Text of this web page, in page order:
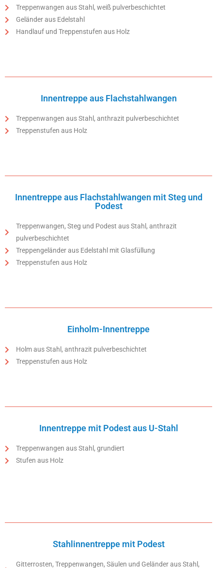
Treppenwangen aus Stahl, weiß pulverbeschichtet
Geländer aus Edelstahl
Handlauf und Treppenstufen aus Holz
Innentreppe aus Flachstahlwangen
Treppenwangen aus Stahl, anthrazit pulverbeschichtet
Treppenstufen aus Holz
Innentreppe aus Flachstahlwangen mit Steg und
Podest
Treppenwangen, Steg und Podest aus Stahl, anthrazit
pulverbeschichtet
Treppengeländer aus Edelstahl mit Glasfüllung
Treppenstufen aus Holz
Einholm-Innentreppe
Holm aus Stahl, anthrazit pulverbeschichtet
Treppenstufen aus Holz
Innentreppe mit Podest aus U-Stahl
Treppenwangen aus Stahl, grundiert
Stufen aus Holz
Stahlinnentreppe mit Podest
Gitterrosten, Treppenwangen, Säulen und Geländer aus Stahl,